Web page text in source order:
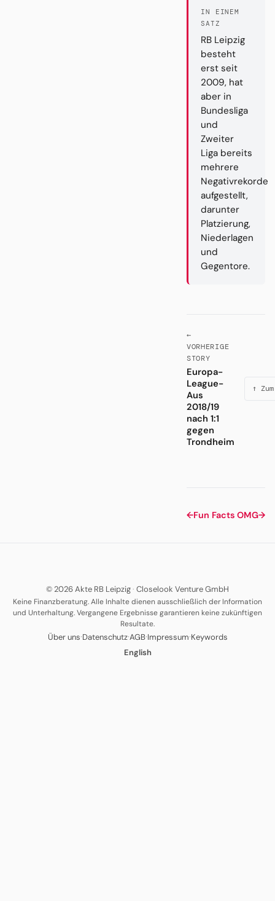
IN EINEM
SATZ
RB Leipzig
besteht
erst seit
2009, hat
aber in
Bundesliga
und
Zweiter
Liga bereits
mehrere
Negativrekorde
aufgestellt,
darunter
Platzierung,
Niederlagen
und
Gegentore.
←
VORHERIGE
STORY
Europa-
League-
Aus
2018/19
nach 1:1
gegen
Trondheim
↑
←Fun Facts OMG→
© 2026 Akte RB Leipzig· Closelook Venture GmbH
Keine Finanzberatung. Alle Inhalte dienen ausschließlich der Information
und Unterhaltung. Vergangene Ergebnisse garantieren keine zukünftigen
Resultate.
Über uns·Datenschutz·AGB·Impressum·Keywords
English